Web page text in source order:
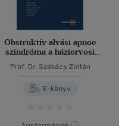
Obstruktív alvási apnoe
szindróma a háziorvosi
Prof. Dr. Szakács Zoltán
E-könyv